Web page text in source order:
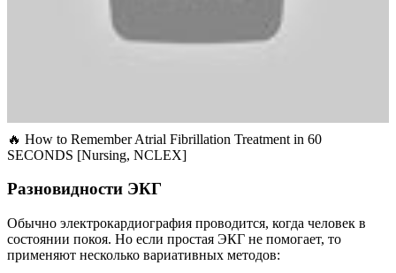
🔥 How to Remember Atrial Fibrillation Treatment in 60
SECONDS [Nursing, NCLEX]
Разновидности ЭКГ
Обычно электрокардиография проводится, когда человек в
состоянии покоя. Но если простая ЭКГ не помогает, то
применяют несколько вариативных методов: